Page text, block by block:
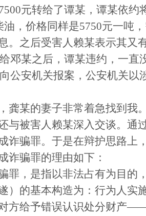
元转给了谭某，谭某依约
油，价格同样是5750元一吨
。之后受害人赖某表示其又
邓某之后，谭某违约，一
公安机关报案，公安机关以
龚某的妻子非常着急找到我
与被害人赖某深入交谈。通
诈骗罪。于是在辩护思路上
诈骗罪的理由如下：
罪，是指以非法占有为目的
）的基本构造为：行为人实
方给予错误认识处分财产